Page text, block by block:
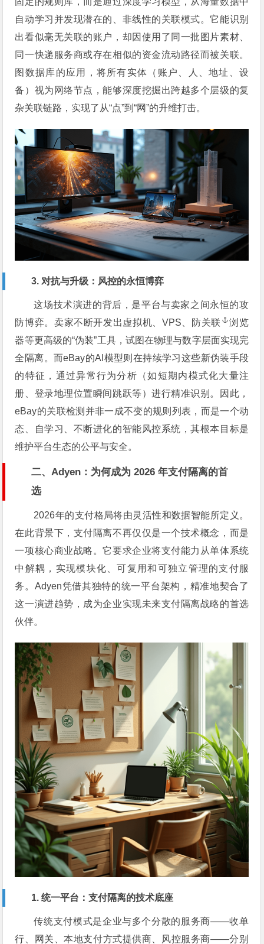
自动学习并发现潜在的、非线性的关联模式。它能识别
出看似毫无关联的账户，却因使用了同一批图片素材、
同一快递服务商或存在相似的资金流动路径而被关联。
图数据库的应用，将所有实体（账户、人、地址、设
备）视为网络节点，能够深度挖掘出跨越多个层级的复
杂关联链路，实现了从“点”到“网”的升维打击。
3. 对抗与升级：风控的永恒博弈
这场技术演进的背后，是平台与卖家之间永恒的攻
防博弈。卖家不断开发出虚拟机、VPS、
防关联
浏览
器等更高级的“伪装”工具，试图在物理与数字层面实现完
全隔离。而eBay的AI模型则在持续学习这些新伪装手段
的特征，通过异常行为分析（如短期内模式化大量注
册、登录地理位置瞬间跳跃等）进行精准识别。因此，
eBay的关联检测并非一成不变的规则列表，而是一个动
态、自学习、不断进化的智能风控系统，其根本目标是
维护平台生态的公平与安全。
二、Adyen：为何成为 2026 年支付隔离的首
选
2026年的支付格局将由灵活性和数据智能所定义。
在此背景下，支付隔离不再仅仅是一个技术概念，而是
一项核心商业战略。它要求企业将支付能力从单体系统
中解耦，实现模块化、可复用和可独立管理的支付服
务。Adyen凭借其独特的统一平台架构，精准地契合了
这一演进趋势，成为企业实现未来支付隔离战略的首选
伙伴。
1. 统一平台：支付隔离的技术底座
传统支付模式是企业与多个分散的服务商——收单
行、网关、本地支付方式提供商、风控服务商——分别